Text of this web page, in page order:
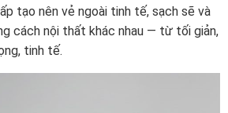
tạo nên vẻ ngoài tinh tế, sạch sẽ và
cách nội thất khác nhau — từ tối giản,
tinh tế.